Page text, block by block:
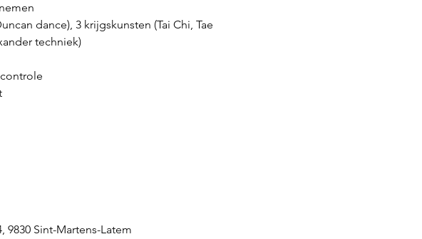
dance), 3 krijgskunsten (Tai Chi, Tae
techniek)
9830 Sint-Martens-Latem